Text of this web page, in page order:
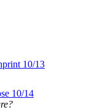
10/13
10/14